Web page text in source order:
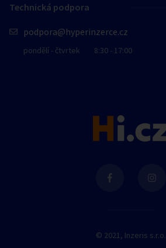
Technická podpora
podpora@hyperinzerce.cz
pondělí - čtvrtek 8:30 - 17:00
© 2021, Inzeris s.r.o.